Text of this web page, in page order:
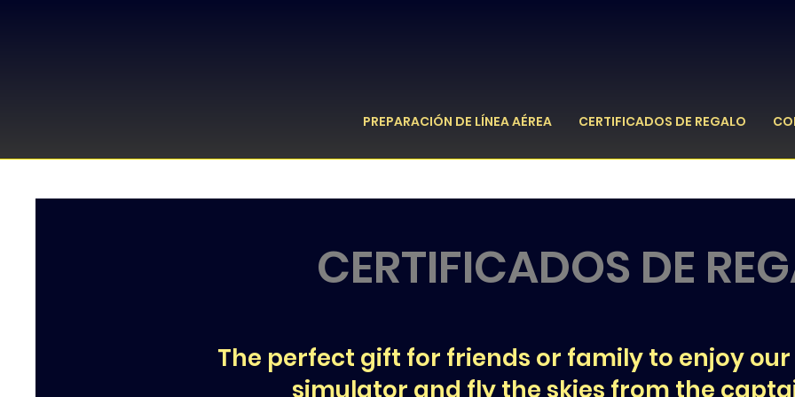
PREPARACIÓN DE LÍNEA AÉREA CERTIFICADOS DE REGALO
CERTIFICADOS DE
The perfect gift for friends or family to enjoy
simulator and fly the skies from the